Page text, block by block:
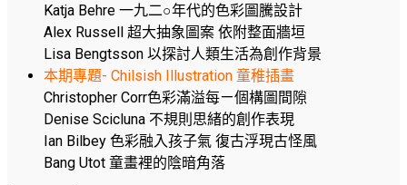
Katja Behre 一九二○年代的色彩圖騰設計
Alex Russell 超大抽象圖案 依附整面牆垣
Lisa Bengtsson 以探討人類生活為創作背景
本期專題- Chilsish Illustration 童稚插畫
Christopher Corr色彩滿溢每ㄧ個構圖間隙
Denise Scicluna 不規則思緒的創作表現
Ian Bilbey 色彩融入孩子氣 復古浮現古怪風
Bang Utot 童畫裡的陰暗角落